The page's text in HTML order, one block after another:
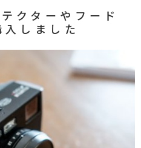
クターやフード
しました